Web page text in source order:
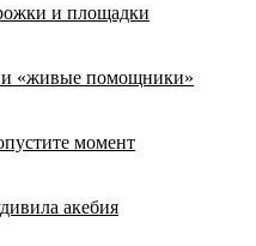
и площадки
и «живые помощники»
момент
акебия